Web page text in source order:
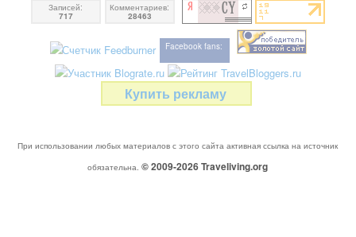
Записей:
717
Комментариев:
28463
Facebook fans:
Купить рекламу
При использовании любых материалов с этого сайта активная ссылка на источник
обязательна. © 2009-2026Traveliving.org